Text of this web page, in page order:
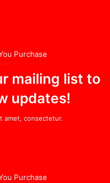
Purchase
mailing list to
updates!
amet, consectetur.
Purchase